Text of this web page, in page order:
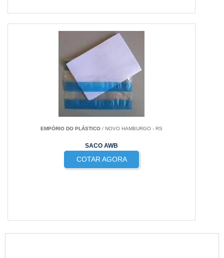
EMPÓRIO DO PLÁSTICO / NOVO HAMBURGO - RS
SACO AWB
COTAR AGORA